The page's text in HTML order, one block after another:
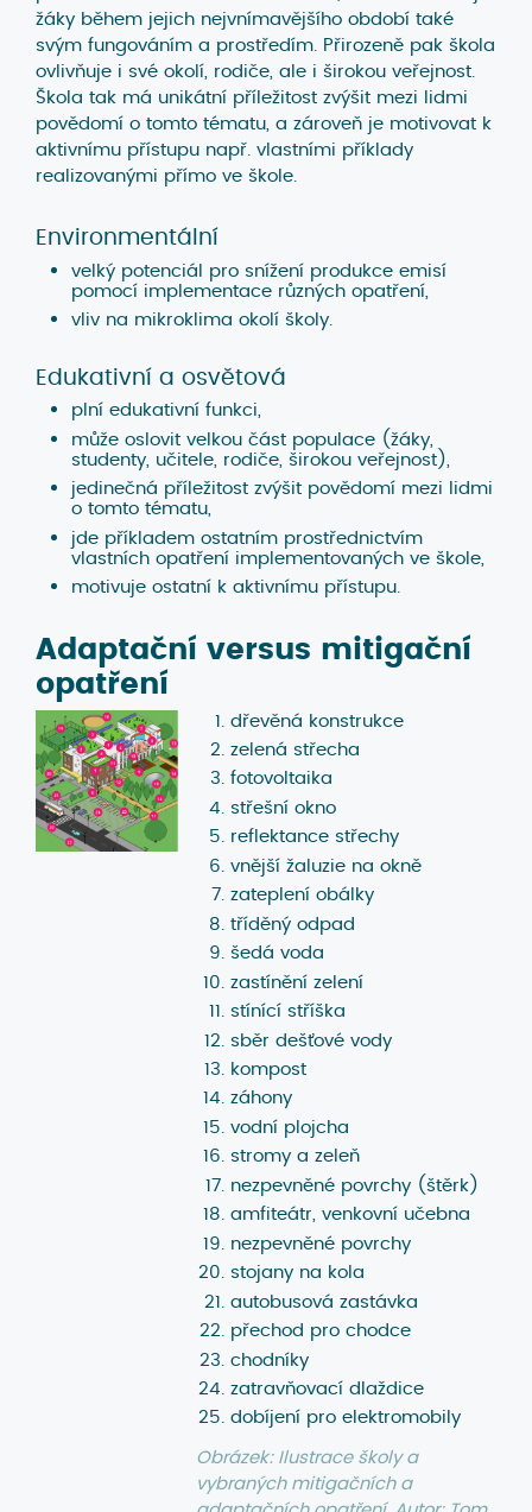
žáky během jejich nejvnímavějšího období také
svým fungováním a prostředím. Přirozeně pak škola
ovlivňuje i své okolí, rodiče, ale i širokou veřejnost.
Škola tak má unikátní příležitost zvýšit mezi lidmi
povědomí o tomto tématu, a zároveň je motivovat k
aktivnímu přístupu např. vlastními příklady
realizovanými přímo ve škole.
Environmentální
velký potenciál pro snížení produkce emisí
pomocí implementace různých opatření,
vliv na mikroklima okolí školy.
Edukativní a osvětová
plní edukativní funkci,
může oslovit velkou část populace (žáky,
studenty, učitele, rodiče, širokou veřejnost),
jedinečná příležitost zvýšit povědomí mezi lidmi
o tomto tématu,
jde příkladem ostatním prostřednictvím
vlastních opatření implementovaných ve škole,
motivuje ostatní k aktivnímu přístupu.
Adaptační versus mitigační
opatření
dřevěná konstrukce
zelená střecha
fotovoltaika
střešní okno
reflektance střechy
vnější žaluzie na okně
zateplení obálky
tříděný odpad
šedá voda
zastínění zelení
stínící stříška
sběr dešťové vody
kompost
záhony
vodní plojcha
stromy a zeleň
nezpevněné povrchy (štěrk)
amfiteátr, venkovní učebna
nezpevněné povrchy
stojany na kola
autobusová zastávka
přechod pro chodce
chodníky
zatravňovací dlaždice
dobíjení pro elektromobily
Obrázek: Ilustrace školy a
vybraných mitigačních a